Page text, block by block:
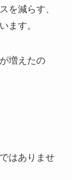
を減らす、
ます。
増えたの
はありませ